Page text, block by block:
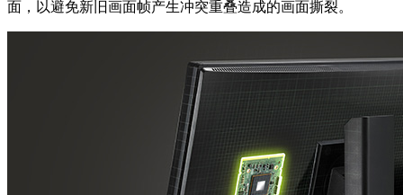
面，以避免新旧画面帧产生冲突重叠造成的画面撕裂。